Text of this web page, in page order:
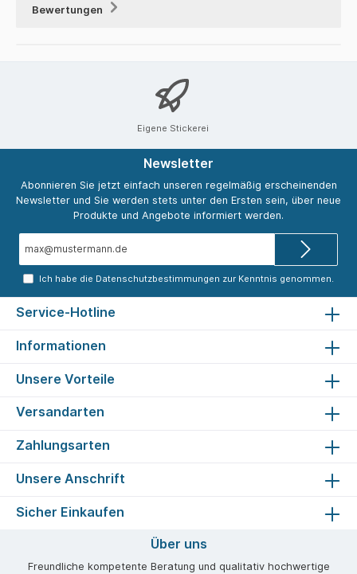
Bewertungen
Eigene Stickerei
Newsletter
Abonnieren Sie jetzt einfach unseren regelmäßig erscheinenden
Newsletter und Sie werden stets unter den Ersten sein, über neue
Produkte und Angebote informiert werden.
Adresse*
Ich habe die Datenschutzbestimmungen zur Kenntnis genommen.
Service-Hotline
Informationen
Unsere Vorteile
Versandarten
Zahlungsarten
Unsere Anschrift
Sicher Einkaufen
Über uns
Freundliche kompetente Beratung und qualitativ hochwertige